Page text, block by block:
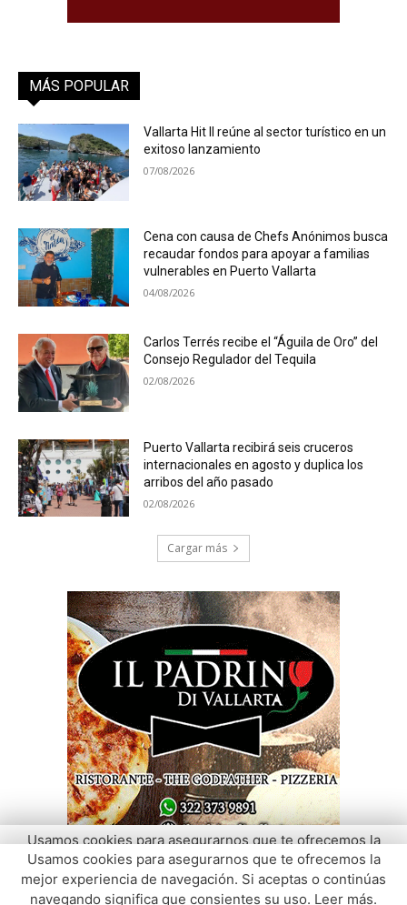
Usamos cookies para asegurarnos que te ofrecemos la
mejor experiencia de navegación. Si aceptas o continúas
navegando significa que consientes su uso. Leer más.